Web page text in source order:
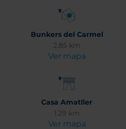
Bunkers del Carmel
2.85 km
Ver mapa
Casa Amatller
1.29 km
Ver mapa